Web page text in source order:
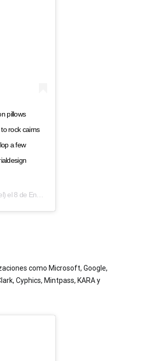
pillows
rock cairns
a few
el 8 de Ene de 2019 a las 8:51 PST
como Microsoft, Google,
Cyphics, Mintpass, KARA y